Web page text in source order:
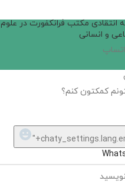
انتقادی مکتب فرانکفورت در علوم
و انسانی
کمکتون کنم؟